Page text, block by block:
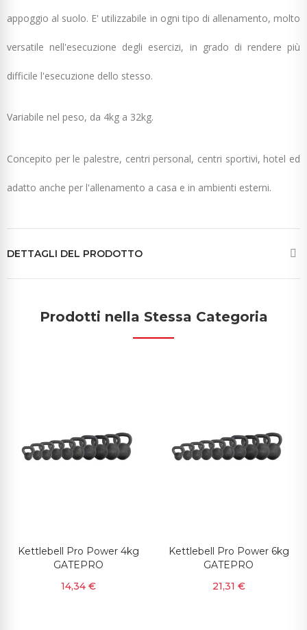
appoggio al suolo. E' utilizzabile in ogni tipo di allenamento, molto
versatile nell'esecuzione degli esercizi, in grado di rendere più
difficile l'esecuzione dello stesso.
Variabile nel peso, da 4kg a 32kg.
Concepito per le palestre, centri personal, centri sportivi, hotel ed
adatto anche per l'allenamento a casa e in ambienti esterni.
DETTAGLI DEL PRODOTTO
Prodotti nella Stessa Categoria
Kettlebell Pro Power 4kg
GATEPRO
14,34 €
Kettlebell Pro Power 6kg
GATEPRO
21,31 €